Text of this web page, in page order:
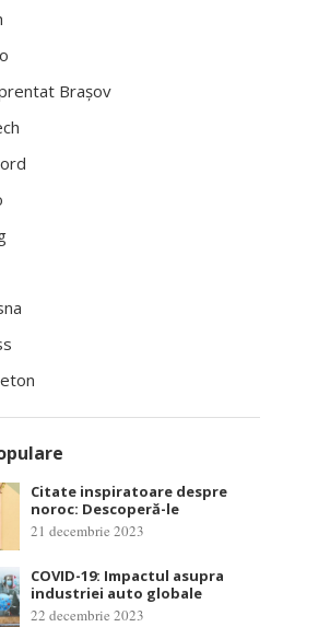
Brașov
Citate inspiratoare despre
noroc: Descoperă-le
21 decembrie 2023
COVID-19: Impactul asupra
industriei auto globale
22 decembrie 2023